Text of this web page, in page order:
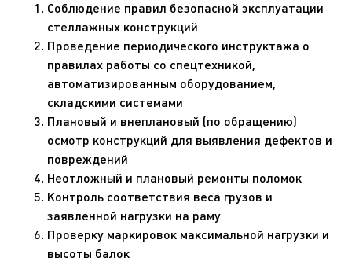
Соблюдение правил безопасной эксплуатации
стеллажных конструкций
Проведение периодического инструктажа о
правилах работы со спецтехникой,
автоматизированным оборудованием,
складскими системами
Плановый и внеплановый (по обращению)
осмотр конструкций для выявления дефектов и
повреждений
Неотложный и плановый ремонты поломок
Контроль соответствия веса грузов и
заявленной нагрузки на раму
Проверку маркировок максимальной нагрузки и
высоты балок